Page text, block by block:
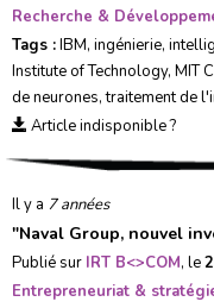
Recherche &
Tags :IBM, ingénierie,
Institute of Technology, MIT
de neurones,traitement de
Article indisponible ?
Il y a 7 années
"Naval Group, nouvel
Publié sur IRT B<>COM, le
Entrepreneuriat &